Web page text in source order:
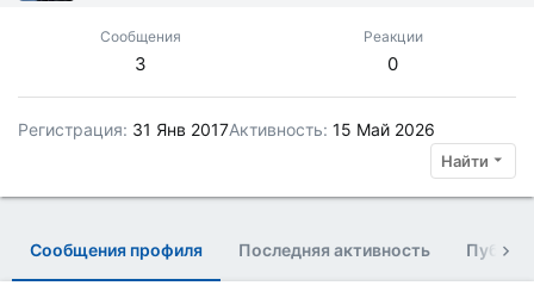
Сообщения
3
Реакции
0
Регистрация 31 Янв 2017Активность 15 Май 2026
Найти
Сообщения профиля Последняя активность